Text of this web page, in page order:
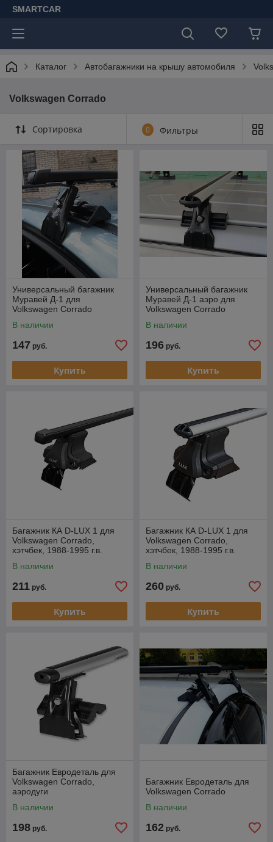
SMARTCAR
Каталог Автобагажники на крышу автомобиля
Volkswagen Corrado
Сортировка 0 Фильтры
Универсальный багажник
Муравей Д-1 для
Volkswagen Corrado
В наличии
147 руб.
Купить
Универсальный багажник
Муравей Д-1 аэро для
Volkswagen Corrado
В наличии
196 руб.
Купить
Багажник КА D-LUX 1 для
Volkswagen Corrado,
хэтчбек, 1988-1995 г.в.
В наличии
211 руб.
Купить
Багажник КА D-LUX 1 для
Volkswagen Corrado,
хэтчбек, 1988-1995 г.в.
В наличии
260 руб.
Купить
Багажник Евродеталь для
Volkswagen Corrado,
аэродуги
В наличии
198 руб.
Багажник Евродеталь для
Volkswagen Corrado
В наличии
162 руб.